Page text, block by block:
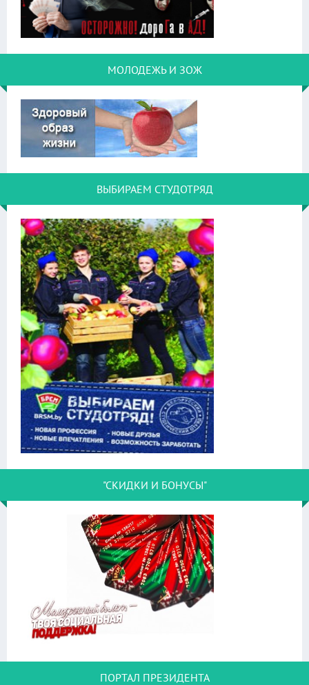
МОЛОДЕЖЬ И ЗОЖ
ВЫБИРАЕМ СТУДОТРЯД
"СКИДКИ И БОНУСЫ"
ПОРТАЛ ПРЕЗИДЕНТА